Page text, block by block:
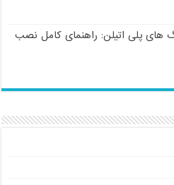
های پلی اتیلن: راهنمای کامل نصب